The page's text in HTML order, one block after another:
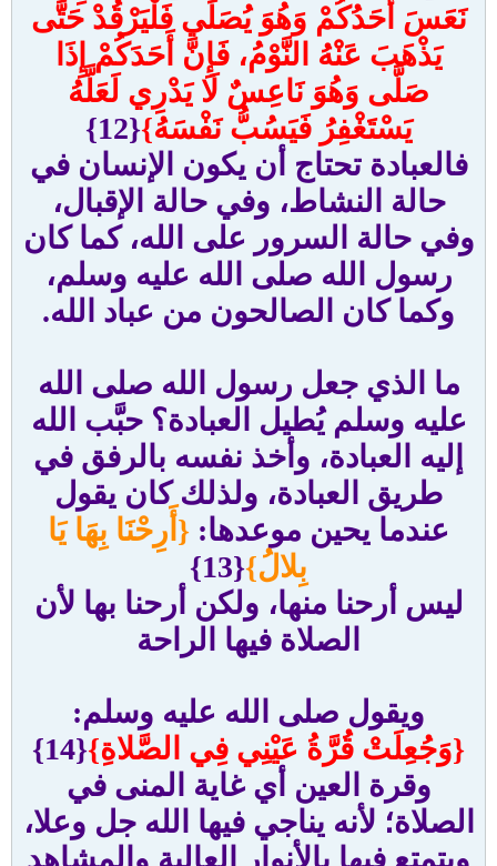
نَعَسَ أَحَدُكُمْ وَهُوَ يُصَلِّي فَلْيَرْقُدْ حَتَّى
يَذْهَبَ عَنْهُ النَّوْمُ، فَإِنَّ أَحَدَكُمْ إِذَا
صَلَّى وَهُوَ نَاعِسٌ لَا يَدْرِي لَعَلَّهُ
يَسْتَغْفِرُ فَيَسُبُّ نَفْسَهُ}{12}
فالعبادة تحتاج أن يكون الإنسان في
حالة النشاط، وفي حالة الإقبال،
وفي حالة السرور على الله، كما كان
رسول الله صلى الله عليه وسلم،
وكما كان الصالحون من عباد الله.
ما الذي جعل رسول الله صلى الله
عليه وسلم يُطيل العبادة؟ حبَّب الله
إليه العبادة، وأخذ نفسه بالرفق في
طريق العبادة، ولذلك كان يقول
عندما يحين موعدها: {أَرِحْنَا بِهَا يَا
بِلالُ}{13}
ليس أرحنا منها، ولكن أرحنا بها لأن
الصلاة فيها الراحة
ويقول صلى الله عليه وسلم:
{وَجُعِلَتْ قُرَّةُ عَيْنِي فِي الصَّلاةِ}{14}
وقرة العين أي غاية المنى في
الصلاة؛ لأنه يناجي فيها الله جل وعلا،
ويتمتع فيها بالأنوار العالية والمشاهد